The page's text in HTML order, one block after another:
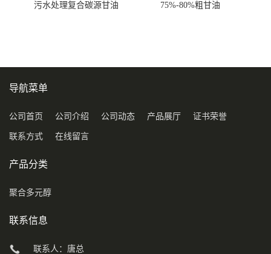
污水处理复合碳源甘油
75%-80%粗甘油
导航菜单
公司首页 公司介绍 公司动态 产品展厅 证书荣誉
联系方式 在线留言
产品分类
聚合多元醇
联系信息
联系人：唐总